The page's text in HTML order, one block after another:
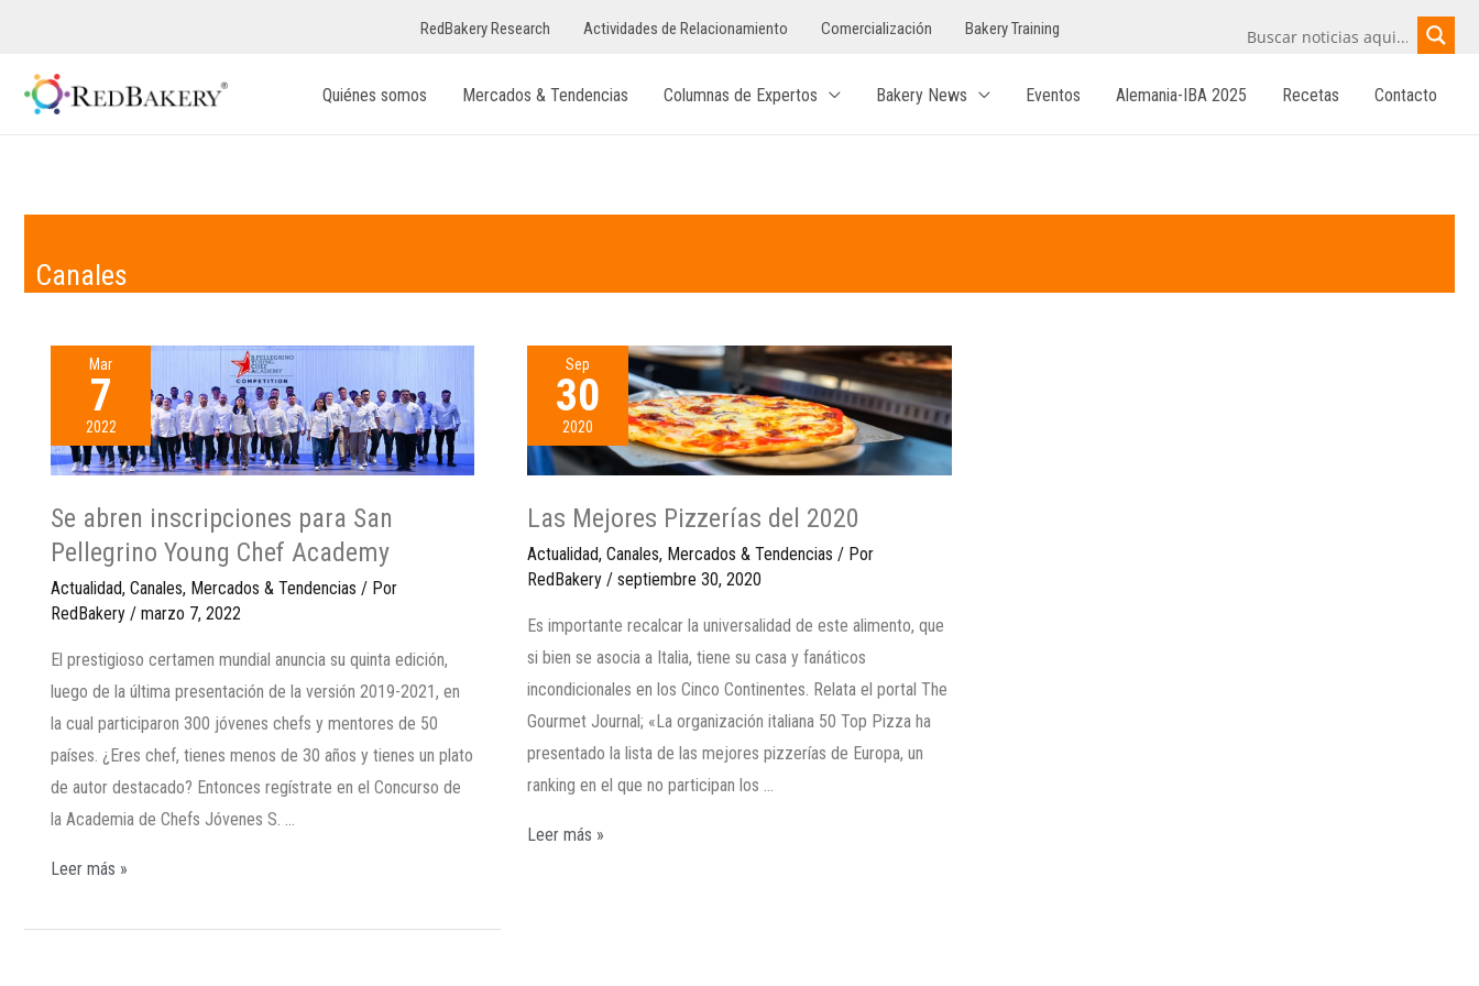
RedBakery Research Actividades de Relacionamiento Comercialización Bakery Training
Quiénes somos Mercados & Tendencias Columnas de Expertos Bakery News Eventos Alemania-IBA 2025 Recetas Contacto
Canales
Mar
7
2022
Se abren inscripciones para San
Pellegrino Young Chef Academy
Actualidad, Canales, Mercados & Tendencias / Por
RedBakery / marzo 7, 2022
El prestigioso certamen mundial anuncia su quinta edición,
luego de la última presentación de la versión 2019-2021, en
la cual participaron 300 jóvenes chefs y mentores de 50
países. ¿Eres chef, tienes menos de 30 años y tienes un plato
de autor destacado? Entonces regístrate en el Concurso de
la Academia de Chefs Jóvenes S. …
Leer más »
Sep
30
2020
Las Mejores Pizzerías del 2020
Actualidad,Canales, Mercados & Tendencias / Por
RedBakery /septiembre 30, 2020
Es importante recalcar la universalidad de este alimento, que
si bien se asocia a Italia, tiene su casa y fanáticos
incondicionales en los Cinco Continentes. Relata el portal The
Gourmet Journal; «La organización italiana 50 Top Pizza ha
presentado la lista de las mejores pizzerías de Europa, un
ranking en el que no participan los …
Leer más »